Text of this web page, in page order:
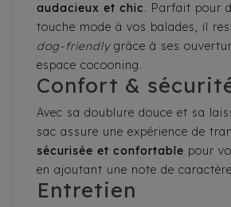
audacieux et chic. Parfait pour
touche mode à vos balades, il
dog-friendlygrâce à ses
espace cocooning.
Confort &
Avec sa doublure douce et sa
sac assure une expérience de
sécurisée et confortable pour
en ajoutant une note de
Entretien